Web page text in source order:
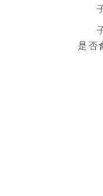
是否